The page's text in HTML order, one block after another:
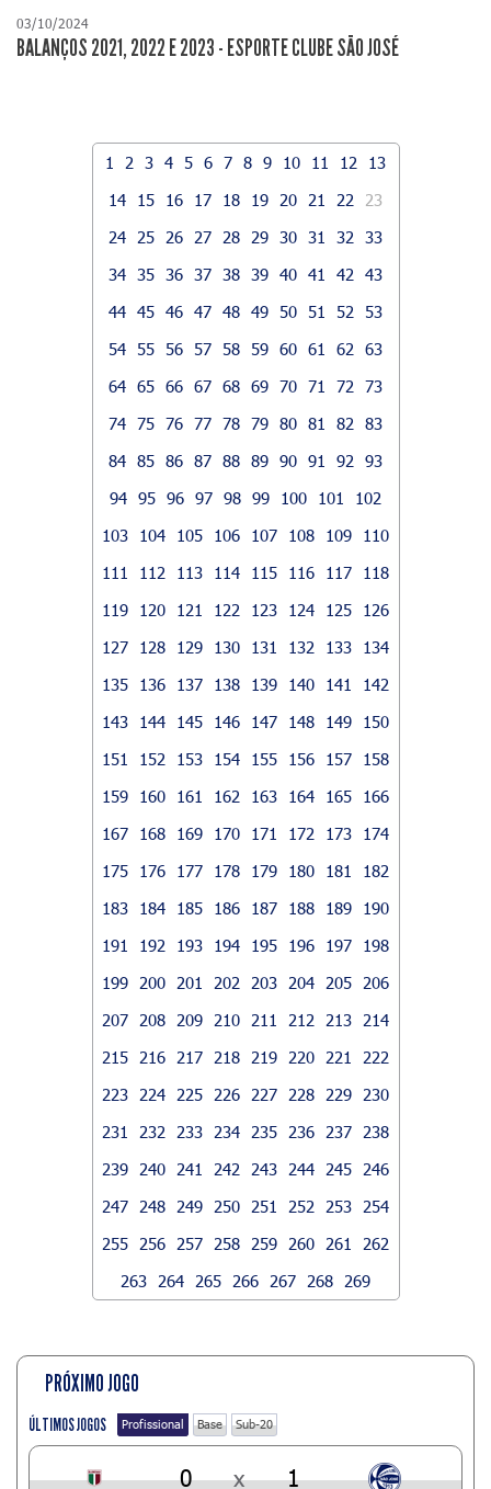
03/10/2024
BALANÇOS 2021, 2022 E 2023 - ESPORTE CLUBE SÃO JOSÉ
1 2 3 4 5 6 7 8 9 10 11 12
13
14
15 16 17 18 19 20 21 22
23
24
25 26 27 28 29 30 31 32
33
34 35 36 37 38 39 40 41 42
43
44 45 46 47 48 49 50 51 52
53
54 55 56 57 58 59 60 61 62
63
64 65 66 67 68 69 70 71 72
73
74 75 76 77 78 79 80 81 82
83
84 85 86 87 88 89 90 91 92
93
94 95 96 97 98 99 100 101
102
103
104 105 106 107 108 109
110
111
112 113 114 115 116 117
118
119
120 121 122 123 124 125
126
127
128 129 130 131 132 133
134
135
136 137 138 139 140 141
142
143
144 145 146 147 148 149
150
151
152 153 154 155 156 157
158
159
160 161 162 163 164 165
166
167
168 169 170 171 172 173
174
175
176 177 178 179 180 181
182
183
184 185 186 187 188 189
190
191
192 193 194 195 196 197
198
199
200 201 202 203 204 205
206
207
208 209 210 211 212 213
214
215
216 217 218 219 220 221
222
223
224 225 226 227 228 229
230
231
232 233 234 235 236 237
238
239
240 241 242 243 244 245
246
247
248 249 250 251 252 253
254
255
256 257 258 259 260 261
262
263
264 265 266 267 268 269
PRÓXIMO JOGO
ÚLTIMOS JOGOS Profissional Base Sub-20
0 x 1